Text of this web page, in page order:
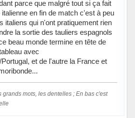
parce que malgré tout si ça fait
en fin de match c'est à peu
italiens qui n'ont pratiquement rien
la sortie des tauliers espagnols
beau monde termine en tête de
avec
et de l'autre la France et
grands mots, les dentelles ; En bas c'est